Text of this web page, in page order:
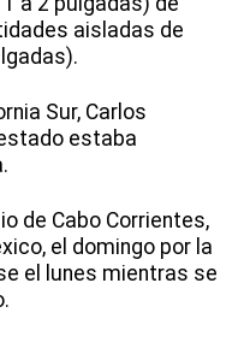
aisladas de
Sur, Carlos
estaba
de Cabo Corrientes,
el domingo por la
el lunes mientras se